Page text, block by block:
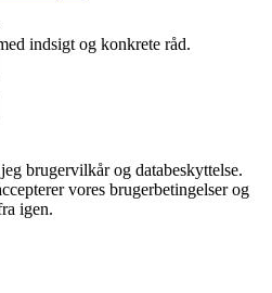
indsigt og konkrete råd.
brugervilkår og databeskyttelse.
vores brugerbetingelser og
igen.